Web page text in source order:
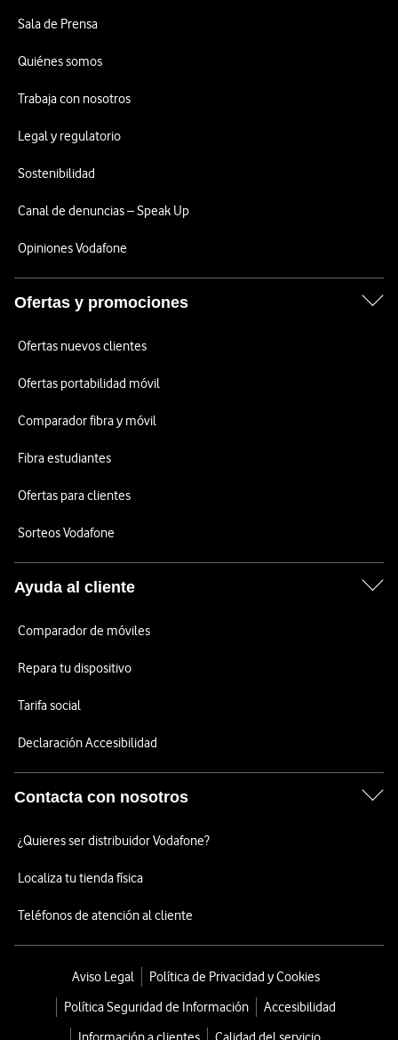
Sala de Prensa
Quiénes somos
Trabaja con nosotros
Legal y regulatorio
Sostenibilidad
Canal de denuncias – Speak Up
Opiniones Vodafone
Ofertas y promociones
Ofertas nuevos clientes
Ofertas portabilidad móvil
Comparador fibra y móvil
Fibra estudiantes
Ofertas para clientes
Sorteos Vodafone
Ayuda al cliente
Comparador de móviles
Repara tu dispositivo
Tarifa social
Declaración Accesibilidad
Contacta con nosotros
¿Quieres ser distribuidor Vodafone?
Localiza tu tienda física
Teléfonos de atención al cliente
Aviso Legal
Política de Privacidad y Cookies
Política Seguridad de Información
Accesibilidad